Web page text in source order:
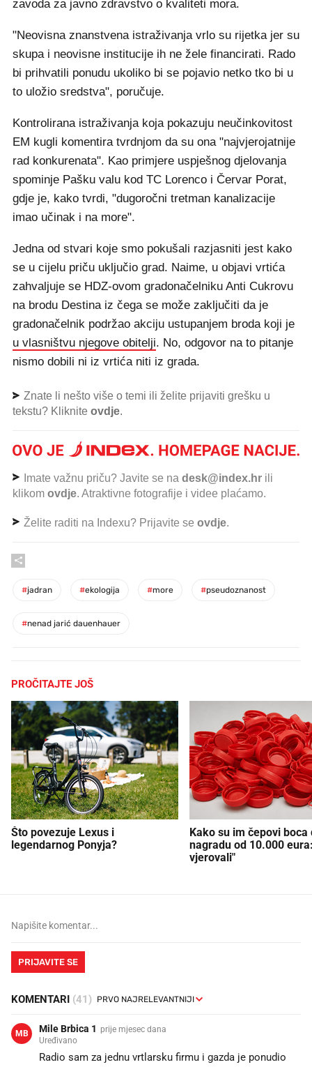
zavoda za javno zdravstvo o kvaliteti mora.
"Neovisna znanstvena istraživanja vrlo su rijetka jer su
skupa i neovisne institucije ih ne žele financirati. Rado
bi prihvatili ponudu ukoliko bi se pojavio netko tko bi u
to uložio sredstva", poručuje.
Kontrolirana istraživanja koja pokazuju neučinkovitost
EM kugli komentira tvrdnjom da su ona "najvjerojatnije
rad konkurenata". Kao primjere uspješnog djelovanja
spominje Pašku valu kod TC Lorenco i Červar Porat,
gdje je, kako tvrdi, "dugoročni tretman kanalizacije
imao učinak i na more".
Jedna od stvari koje smo pokušali razjasniti jest kako
se u cijelu priču uključio grad. Naime, u objavi vrtića
zahvaljuje se HDZ-ovom gradonačelniku Anti Cukrovu
na brodu Destina iz čega se može zaključiti da je
gradonačelnik podržao akciju ustupanjem broda koji je
u vlasništvu njegove obitelji. No, odgovor na to pitanje
nismo dobili ni iz vrtića niti iz grada.
Znate li nešto više o temi ili želite prijaviti grešku u
tekstu? Kliknite ovdje.
Imate važnu priču? Javite se na desk@index.hr ili
klikom ovdje. Atraktivne fotografije i videe plaćamo.
Želite raditi na Indexu? Prijavite se ovdje.
#jadran #ekologija #more #pseudoznanost
#nenad jarić dauenhauer
PROČITAJTE JOŠ
Što povezuje Lexus i
legendarnog Ponyja?
Kako su im čepovi boca
nagradu od 10.000
vjerovali"
PRIJAVITE SE
KOMENTARI (41)
MB Mile Brbica 1 prije mjesec dana
Uređivano
Radio sam za jednu vrtlarsku firmu i gazda je ponudio